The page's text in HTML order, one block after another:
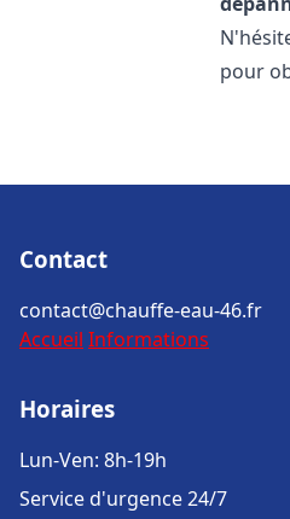
pour
Contact
contact@chauffe-eau-46.fr
Accueil Informations
Horaires
Lun-Ven: 8h-19h
Service d'urgence 24/7